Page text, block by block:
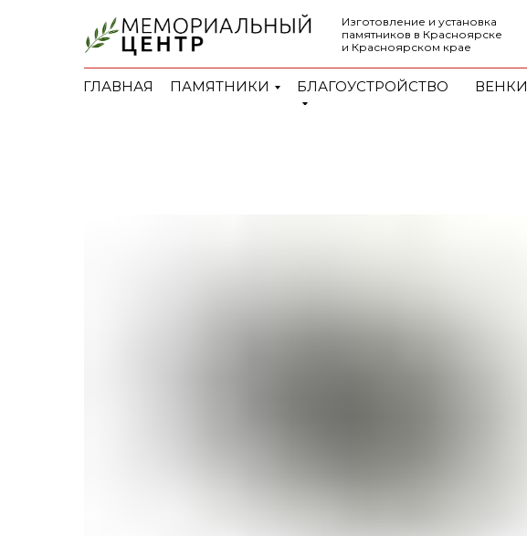
Изготовление и установка
памятников в Красноярске
и Красноярском крае
ПАМЯТНИКИ БЛАГОУСТРОЙСТВО ВЕНКИ
ГЛАВНАЯ